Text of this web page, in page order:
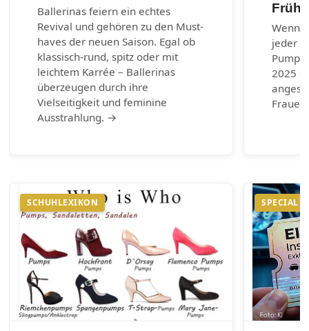
Ballerinas feiern ein echtes
Revival und gehören zu den Must-
haves der neuen Saison. Egal ob
klassisch-rund, spitz oder mit
leichtem Karrée – Ballerinas
überzeugen durch ihre
Vielseitigkeit und feminine
Ausstrahlung. →
Wenn
jeder
2025
SCHUHLEXIKON SPECIAL